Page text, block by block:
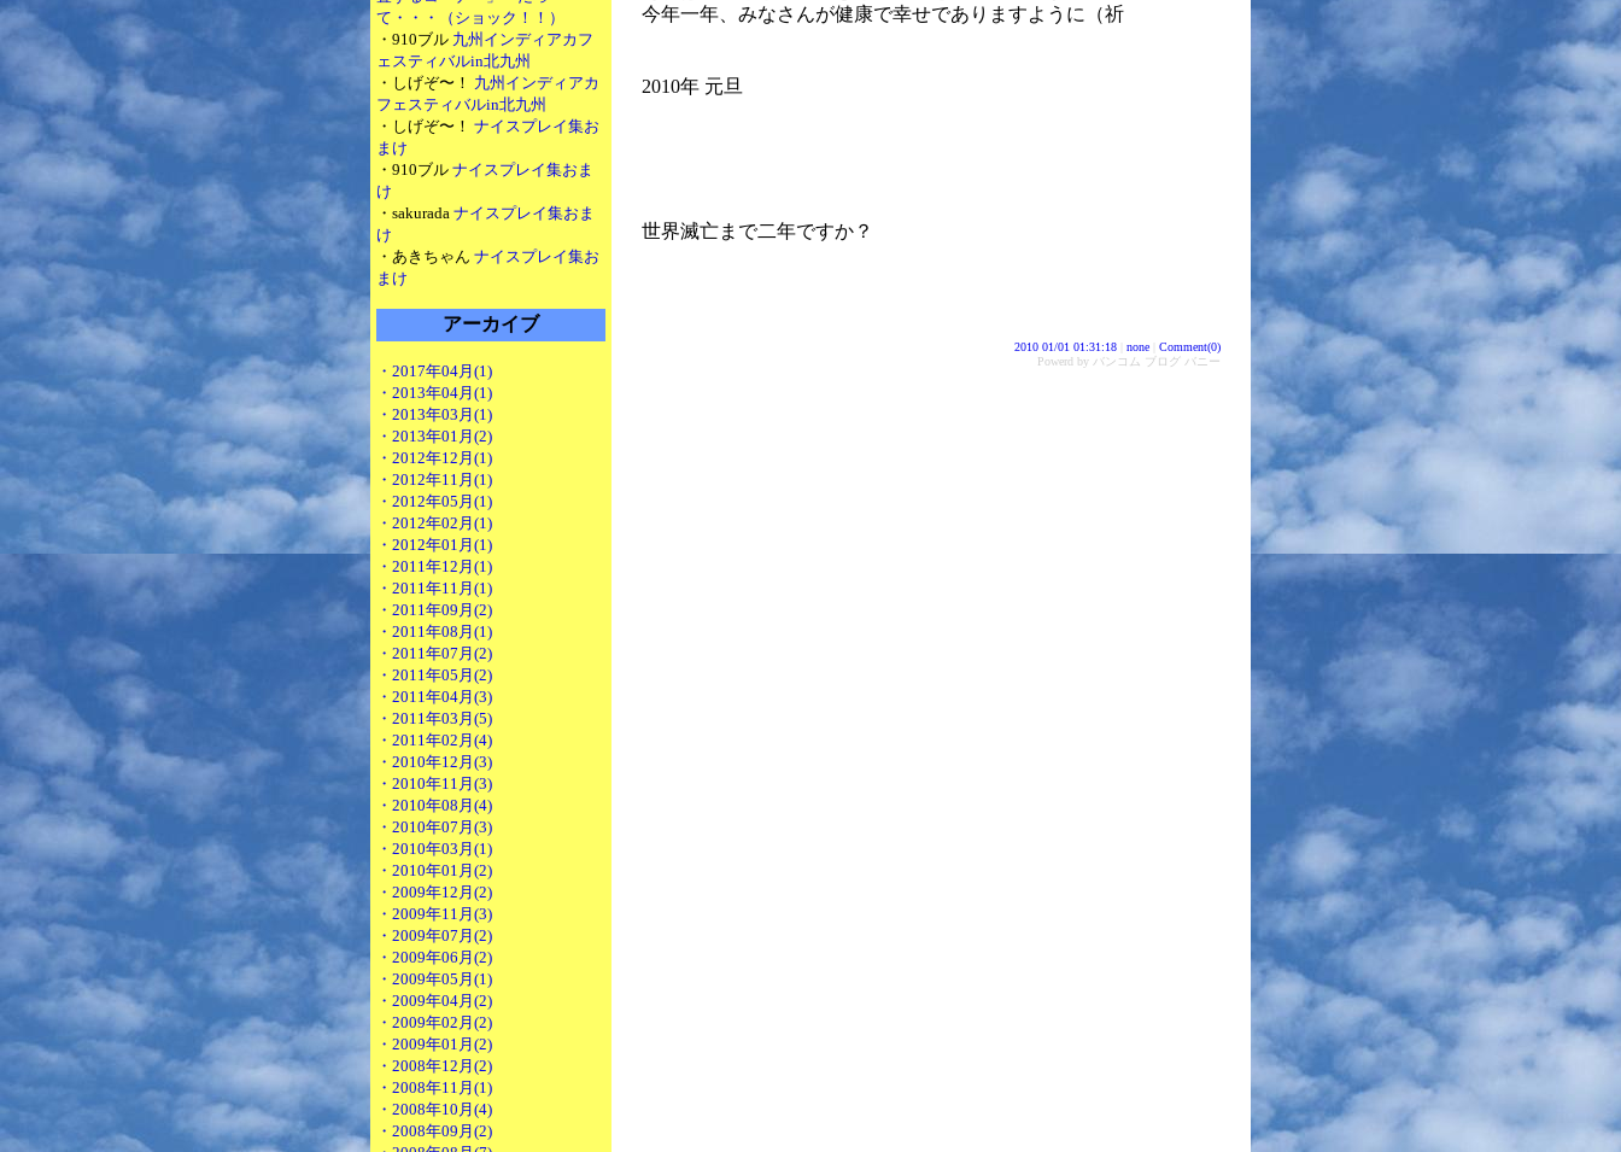
て・・・（ショック！！）
・910ブル 九州インディアカフ
ェスティバルin北九州
・しげぞ〜！ 九州インディアカ
フェスティバルin北九州
・しげぞ〜！ ナイスプレイ集お
まけ
・910ブル ナイスプレイ集おま
け
・sakurada ナイスプレイ集おま
け
・あきちゃん ナイスプレイ集お
まけ
アーカイブ
・2017年04月(1)
・2013年04月(1)
・2013年03月(1)
・2013年01月(2)
・2012年12月(1)
・2012年11月(1)
・2012年05月(1)
・2012年02月(1)
・2012年01月(1)
・2011年12月(1)
・2011年11月(1)
・2011年09月(2)
・2011年08月(1)
・2011年07月(2)
・2011年05月(2)
・2011年04月(3)
・2011年03月(5)
・2011年02月(4)
・2010年12月(3)
・2010年11月(3)
・2010年08月(4)
・2010年07月(3)
・2010年03月(1)
・2010年01月(2)
・2009年12月(2)
・2009年11月(3)
・2009年07月(2)
・2009年06月(2)
・2009年05月(1)
・2009年04月(2)
・2009年02月(2)
・2009年01月(2)
・2008年12月(2)
・2008年11月(1)
・2008年10月(4)
・2008年09月(2)
今年一年、みなさんが健康で幸せでありますように（祈
2010年 元旦
世界滅亡まで二年ですか？
2010 01/01 01:31:18 none
Comment(0)
Powerd by バンコム ブログ バニー